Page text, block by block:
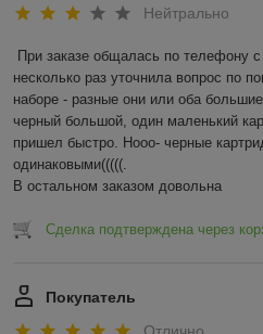
Нейтрально
При заказе общалась по телефону
несколько раз уточнила вопрос по
наборе - разные они или оба
черный большой, один маленький
пришел быстро. Нооо- черные
одинаковыми(((((.
В остальном заказом довольна
Сделка подтверждена через
Покупатель